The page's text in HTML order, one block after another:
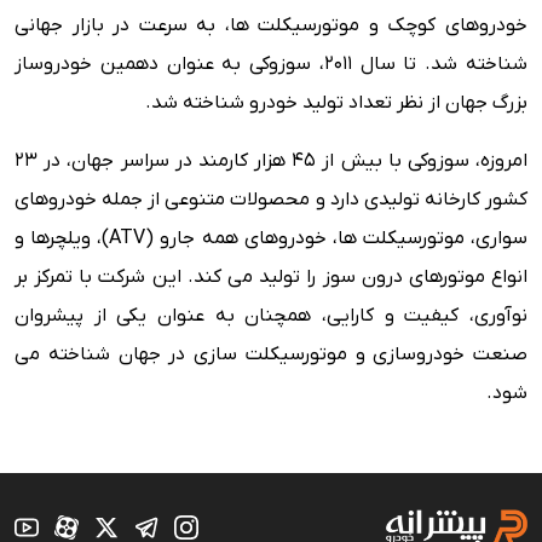
خودروهای کوچک و موتورسیکلت ها، به سرعت در بازار جهانی
شناخته شد. تا سال 2011، سوزوکی به عنوان دهمین خودروساز
بزرگ جهان از نظر تعداد تولید خودرو شناخته شد.
امروزه، سوزوکی با بیش از 45 هزار کارمند در سراسر جهان، در 23
کشور کارخانه تولیدی دارد و محصولات متنوعی از جمله خودروهای
سواری، موتورسیکلت ها، خودروهای همه جارو (ATV)، ویلچرها و
انواع موتورهای درون سوز را تولید می کند. این شرکت با تمرکز بر
نوآوری، کیفیت و کارایی، همچنان به عنوان یکی از پیشروان
صنعت خودروسازی و موتورسیکلت سازی در جهان شناخته می
شود.